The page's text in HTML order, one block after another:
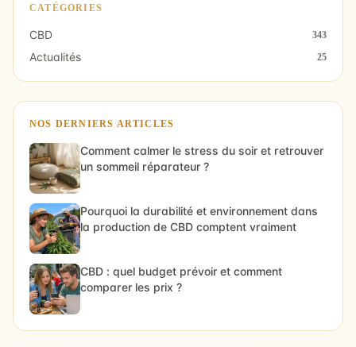
CATÉGORIES
CBD 343
Actualités 25
NOS DERNIERS ARTICLES
Comment calmer le stress du soir et retrouver
un sommeil réparateur ?
Pourquoi la durabilité et environnement dans
la production de CBD comptent vraiment
CBD : quel budget prévoir et comment
comparer les prix ?